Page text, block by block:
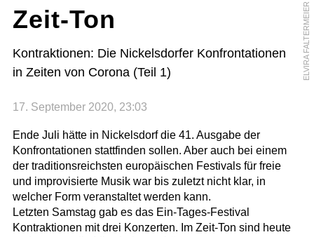
ELVIRA FALTERMEIER
Zeit-Ton
Kontraktionen: Die Nickelsdorfer Konfrontationen
in Zeiten von Corona (Teil 1)
17. September 2020, 23:03
Ende Juli hätte in Nickelsdorf die 41. Ausgabe der
Konfrontationen stattfinden sollen. Aber auch bei einem
der traditionsreichsten europäischen Festivals für freie
und improvisierte Musik war bis zuletzt nicht klar, in
welcher Form veranstaltet werden kann.
Letzten Samstag gab es das Ein-Tages-Festival
Kontraktionen mit drei Konzerten. Im Zeit-Ton sind heute